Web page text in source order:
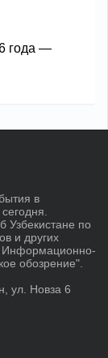
года —
в
Узбекистане по
и других
Информационно-
обозрение".
ул. Новза 6